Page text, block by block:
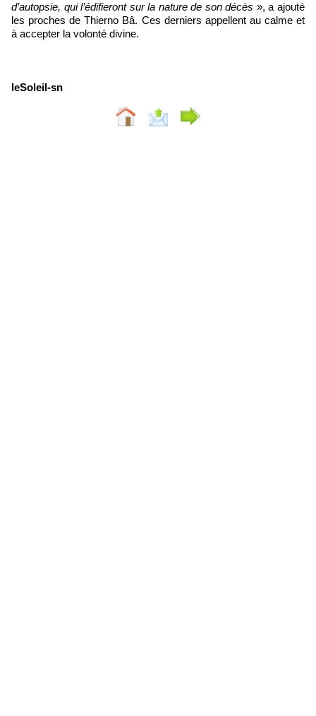
d’autopsie, qui l’édifieront sur la nature de son décès », a ajouté
les proches de Thierno Bâ. Ces derniers appellent au calme et
à accepter la volonté divine.
leSoleil-sn